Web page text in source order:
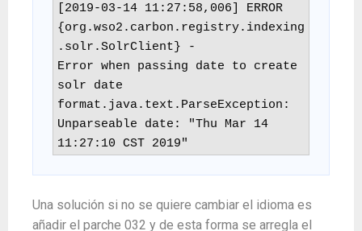
[2019-03-14 11:27:58,006] ERROR
{org.wso2.carbon.registry.indexing
.solr.SolrClient} -
Error when passing date to create
solr date
format.java.text.ParseException:
Unparseable date: "Thu Mar 14
11:27:10 CST 2019"
Una solución si no se quiere cambiar el idioma es
añadir el parche 032 y de esta forma se arregla el